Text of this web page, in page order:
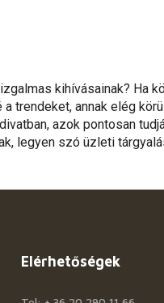
kihívásainak? Ha
trendeket, annak elég
azok pontosan
legyen szó üzleti
Elérhetőségek